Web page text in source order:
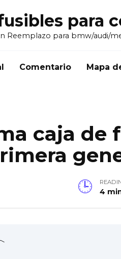
para
Reemplazo para bmw/audi/
Comentario Mapa
caja de
4